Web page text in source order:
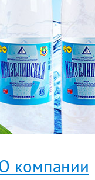
компании